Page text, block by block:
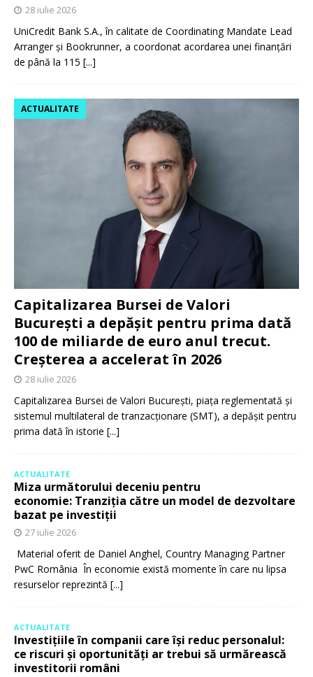
28 iulie 2026
UniCredit Bank S.A., în calitate de Coordinating Mandate Lead
Arranger și Bookrunner, a coordonat acordarea unei finanțări
de până la 115 [...]
Capitalizarea Bursei de Valori
București a depășit pentru prima dată
100 de miliarde de euro anul trecut.
Creșterea a accelerat în 2026
ACTUALITATE
28 iulie 2026
Capitalizarea Bursei de Valori București, piața reglementată și
sistemul multilateral de tranzacționare (SMT), a depășit pentru
prima dată în istorie [...]
ACTUALITATE
Miza următorului deceniu pentru
economie: Tranziția către un model de dezvoltare
bazat pe investiții
27 iulie 2026
Material oferit de Daniel Anghel, Country Managing Partner
PwC România În economie există momente în care nu lipsa
resurselor reprezintă [...]
ACTUALITATE
Investițiile în companii care își reduc personalul:
ce riscuri și oportunități ar trebui să urmărească
investitorii români